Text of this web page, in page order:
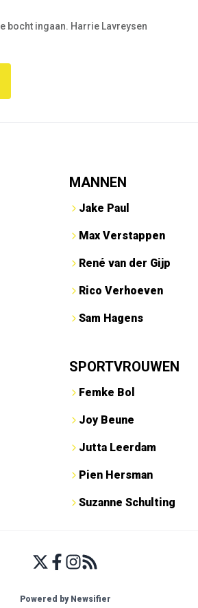
bocht ingaan. Harrie Lavreysen
MANNEN
Jake Paul
Max Verstappen
René van der Gijp
Rico Verhoeven
Sam Hagens
SPORTVROUWEN
Femke Bol
Joy Beune
Jutta Leerdam
Pien Hersman
Suzanne Schulting
Powered by Newsifier